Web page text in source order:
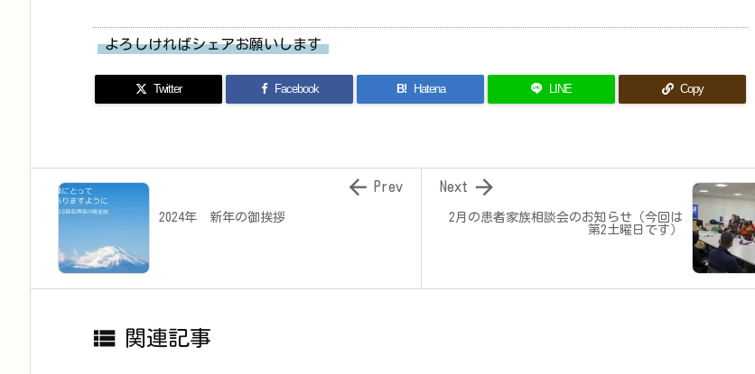
よろしければシェアお願いします
Twitter Facebook B! Hatena LINE Copy
2月の患者家族相談会のお知らせ（今回は
第2土曜日です）

Next
2024年 新年の御挨拶
 Prev
 関連記事